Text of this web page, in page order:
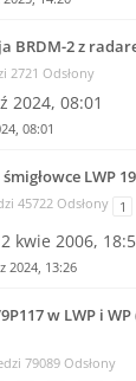
BRDM-2 z
2721 Odsłony
2024, 08:01
08:01
LWP
45722 Odsłony 1
kwie 2006,
2024, 13:26
w LWP i WP
79089 Odsłony